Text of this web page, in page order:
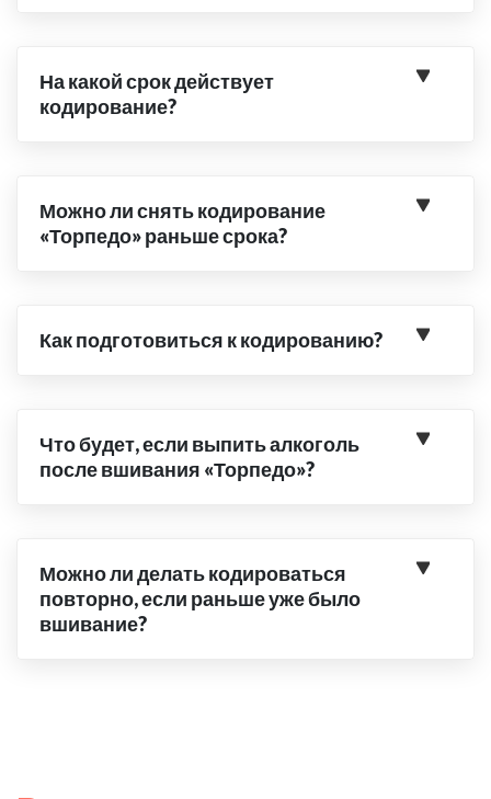
На какой срок действует
кодирование?
Можно ли снять кодирование
«Торпедо» раньше срока?
Как подготовиться к кодированию?
Что будет, если выпить алкоголь
после вшивания «Торпедо»?
Можно ли делать кодироваться
повторно, если раньше уже было
вшивание?